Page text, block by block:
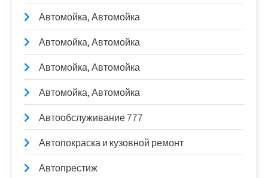
Автомойка, Автомойка
Автомойка, Автомойка
Автомойка, Автомойка
Автомойка, Автомойка
Автообслуживание 777
Автопокраска и кузовной ремонт
Автопрестиж